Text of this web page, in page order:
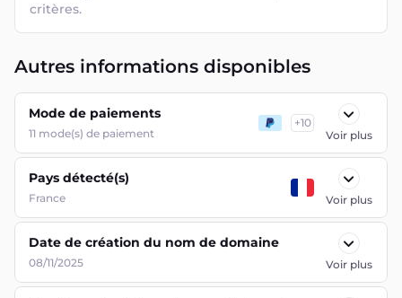
critères.
Autres informations disponibles
Mode de paiements
11 mode(s) de paiement
+10
Voir plus
Pays détecté(s)
France Voir plus
Date de création du nom de domaine
08/11/2025 Voir plus